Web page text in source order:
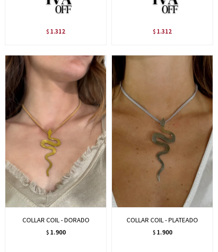
$ 1.312 $ 1.312
COLLAR COIL - DORADO
$ 1.900
COLLAR COIL - PLATEADO
$ 1.900